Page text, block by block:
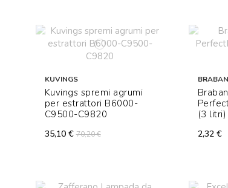
KUVINGS
Kuvings spremi agrumi
per estrattori B6000-
C9500-C9820
35,10 €70,20 €
(3 litri)
2,32 €